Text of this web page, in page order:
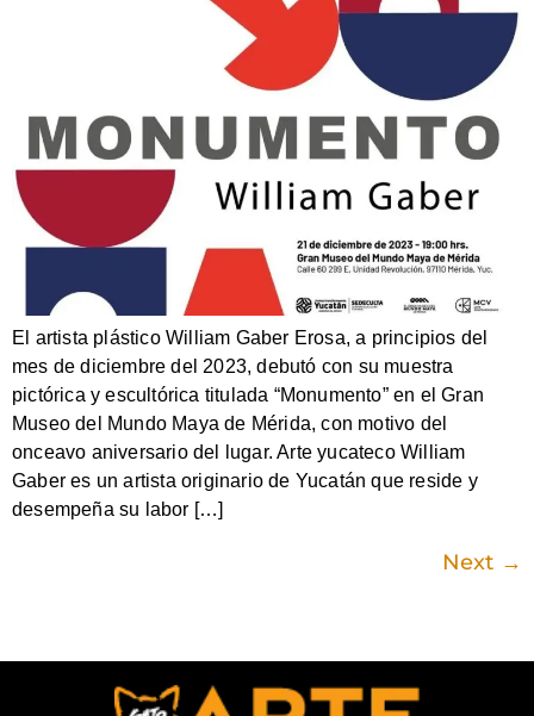
El artista plástico William Gaber Erosa, a principios del
mes de diciembre del 2023, debutó con su muestra
pictórica y escultórica titulada “Monumento” en el Gran
Museo del Mundo Maya de Mérida, con motivo del
onceavo aniversario del lugar. Arte yucateco William
Gaber es un artista originario de Yucatán que reside y
desempeña su labor […]
Next →